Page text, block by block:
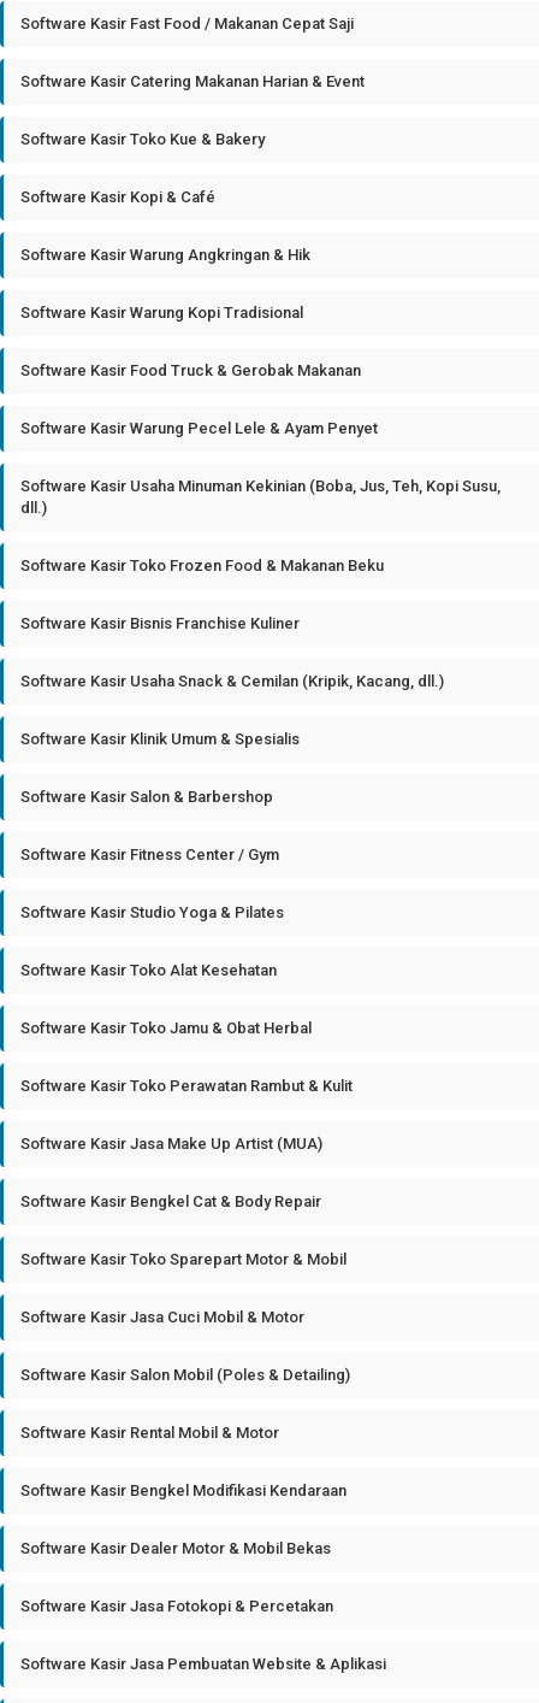
Software Kasir Fast Food / Makanan Cepat Saji
Software Kasir Catering Makanan Harian & Event
Software Kasir Toko Kue & Bakery
Software Kasir Kopi & Café
Software Kasir Warung Angkringan & Hik
Software Kasir Warung Kopi Tradisional
Software Kasir Food Truck & Gerobak Makanan
Software Kasir Warung Pecel Lele & Ayam Penyet
Software Kasir Usaha Minuman Kekinian (Boba, Jus, Teh, Kopi Susu,
dll.)
Software Kasir Toko Frozen Food & Makanan Beku
Software Kasir Bisnis Franchise Kuliner
Software Kasir Usaha Snack & Cemilan (Kripik, Kacang, dll.)
Software Kasir Klinik Umum & Spesialis
Software Kasir Salon & Barbershop
Software Kasir Fitness Center / Gym
Software Kasir Studio Yoga & Pilates
Software Kasir Toko Alat Kesehatan
Software Kasir Toko Jamu & Obat Herbal
Software Kasir Toko Perawatan Rambut & Kulit
Software Kasir Jasa Make Up Artist (MUA)
Software Kasir Bengkel Cat & Body Repair
Software Kasir Toko Sparepart Motor & Mobil
Software Kasir Jasa Cuci Mobil & Motor
Software Kasir Salon Mobil (Poles & Detailing)
Software Kasir Rental Mobil & Motor
Software Kasir Bengkel Modifikasi Kendaraan
Software Kasir Dealer Motor & Mobil Bekas
Software Kasir Jasa Fotokopi & Percetakan
Software Kasir Jasa Pembuatan Website & Aplikasi